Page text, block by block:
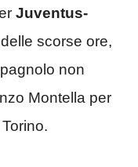
Juventus-
scorse ore,
non
Montella per